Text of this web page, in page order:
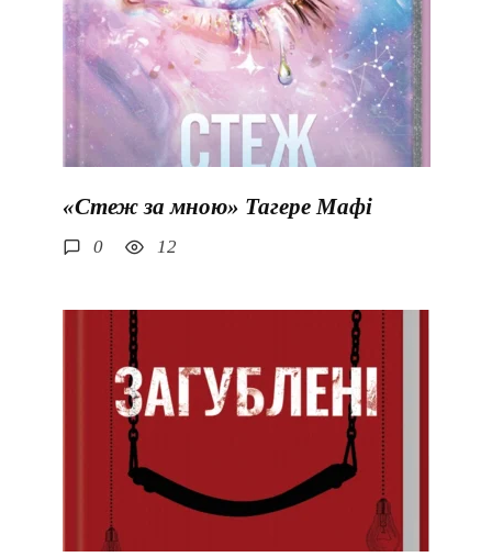
«Стеж за мною» Тагере Мафі
0 12